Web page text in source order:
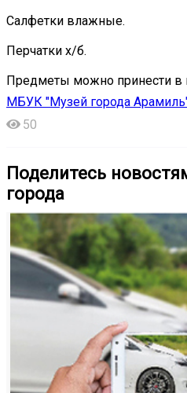
Салфетки влажные.
Перчатки х/б.
Предметы можно принести в
МБУК "Музей города
50
Поделитесь
города